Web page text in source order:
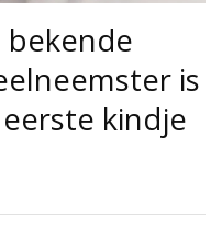
bekende
is
kindje